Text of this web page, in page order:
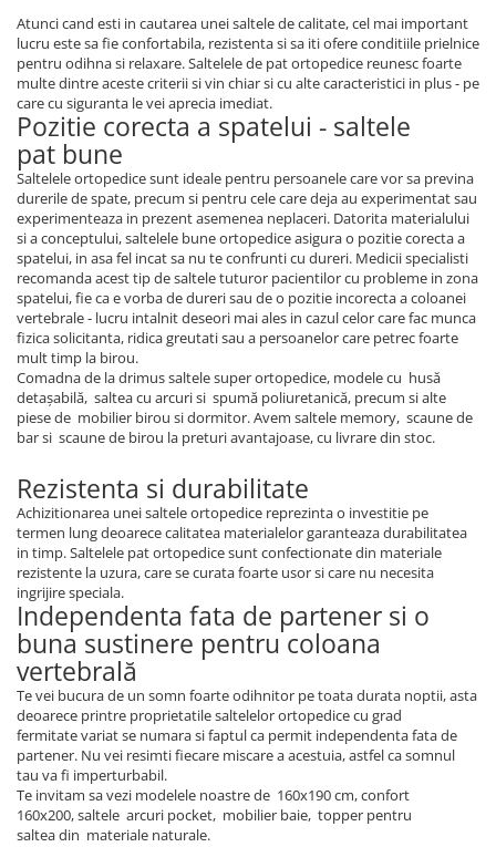
Atunci cand esti in cautarea unei saltele de calitate, cel mai important
lucru este sa fie confortabila, rezistenta si sa iti ofere conditiile prielnice
pentru odihna si relaxare. Saltelele de pat ortopedice reunesc foarte
multe dintre aceste criterii si vin chiar si cu alte caracteristici in plus - pe
care cu siguranta le vei aprecia imediat.
Pozitie corecta a spatelui - saltele
pat bune
Saltelele ortopedice sunt ideale pentru persoanele care vor sa previna
durerile de spate, precum si pentru cele care deja au experimentat sau
experimenteaza in prezent asemenea neplaceri. Datorita materialului
si a conceptului, saltelele bune ortopedice asigura o pozitie corecta a
spatelui, in asa fel incat sa nu te confrunti cu dureri. Medicii specialisti
recomanda acest tip de saltele tuturor pacientilor cu probleme in zona
spatelui, fie ca e vorba de dureri sau de o pozitie incorecta a coloanei
vertebrale - lucru intalnit deseori mai ales in cazul celor care fac munca
fizica solicitanta, ridica greutati sau a persoanelor care petrec foarte
mult timp la birou.
Comadna de la drimus saltele super ortopedice, modele cu husă
detașabilă, saltea cu arcuri si spumă poliuretanică, precum si alte
piese de mobilier birou si dormitor. Avem saltele memory, scaune de
bar si scaune de birou la preturi avantajoase, cu livrare din stoc.
Rezistenta si durabilitate
Achizitionarea unei saltele ortopedice reprezinta o investitie pe
termen lung deoarece calitatea materialelor garanteaza durabilitatea
in timp. Saltelele pat ortopedice sunt confectionate din materiale
rezistente la uzura, care se curata foarte usor si care nu necesita
ingrijire speciala.
Independenta fata de partener si o
buna sustinere pentru coloana
vertebrală
Te vei bucura de un somn foarte odihnitor pe toata durata noptii, asta
deoarece printre proprietatile saltelelor ortopedice cu grad
fermitate variat se numara si faptul ca permit independenta fata de
partener. Nu vei resimti fiecare miscare a acestuia, astfel ca somnul
tau va fi imperturbabil.
Te invitam sa vezi modelele noastre de 160x190 cm, confort
160x200, saltele arcuri pocket, mobilier baie, topper pentru
saltea din materiale naturale.